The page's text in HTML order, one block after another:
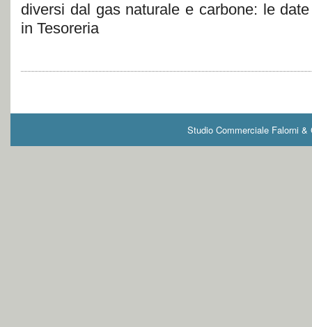
diversi dal gas naturale e carbone: le
in Tesoreria
Studio Commerciale Falorni